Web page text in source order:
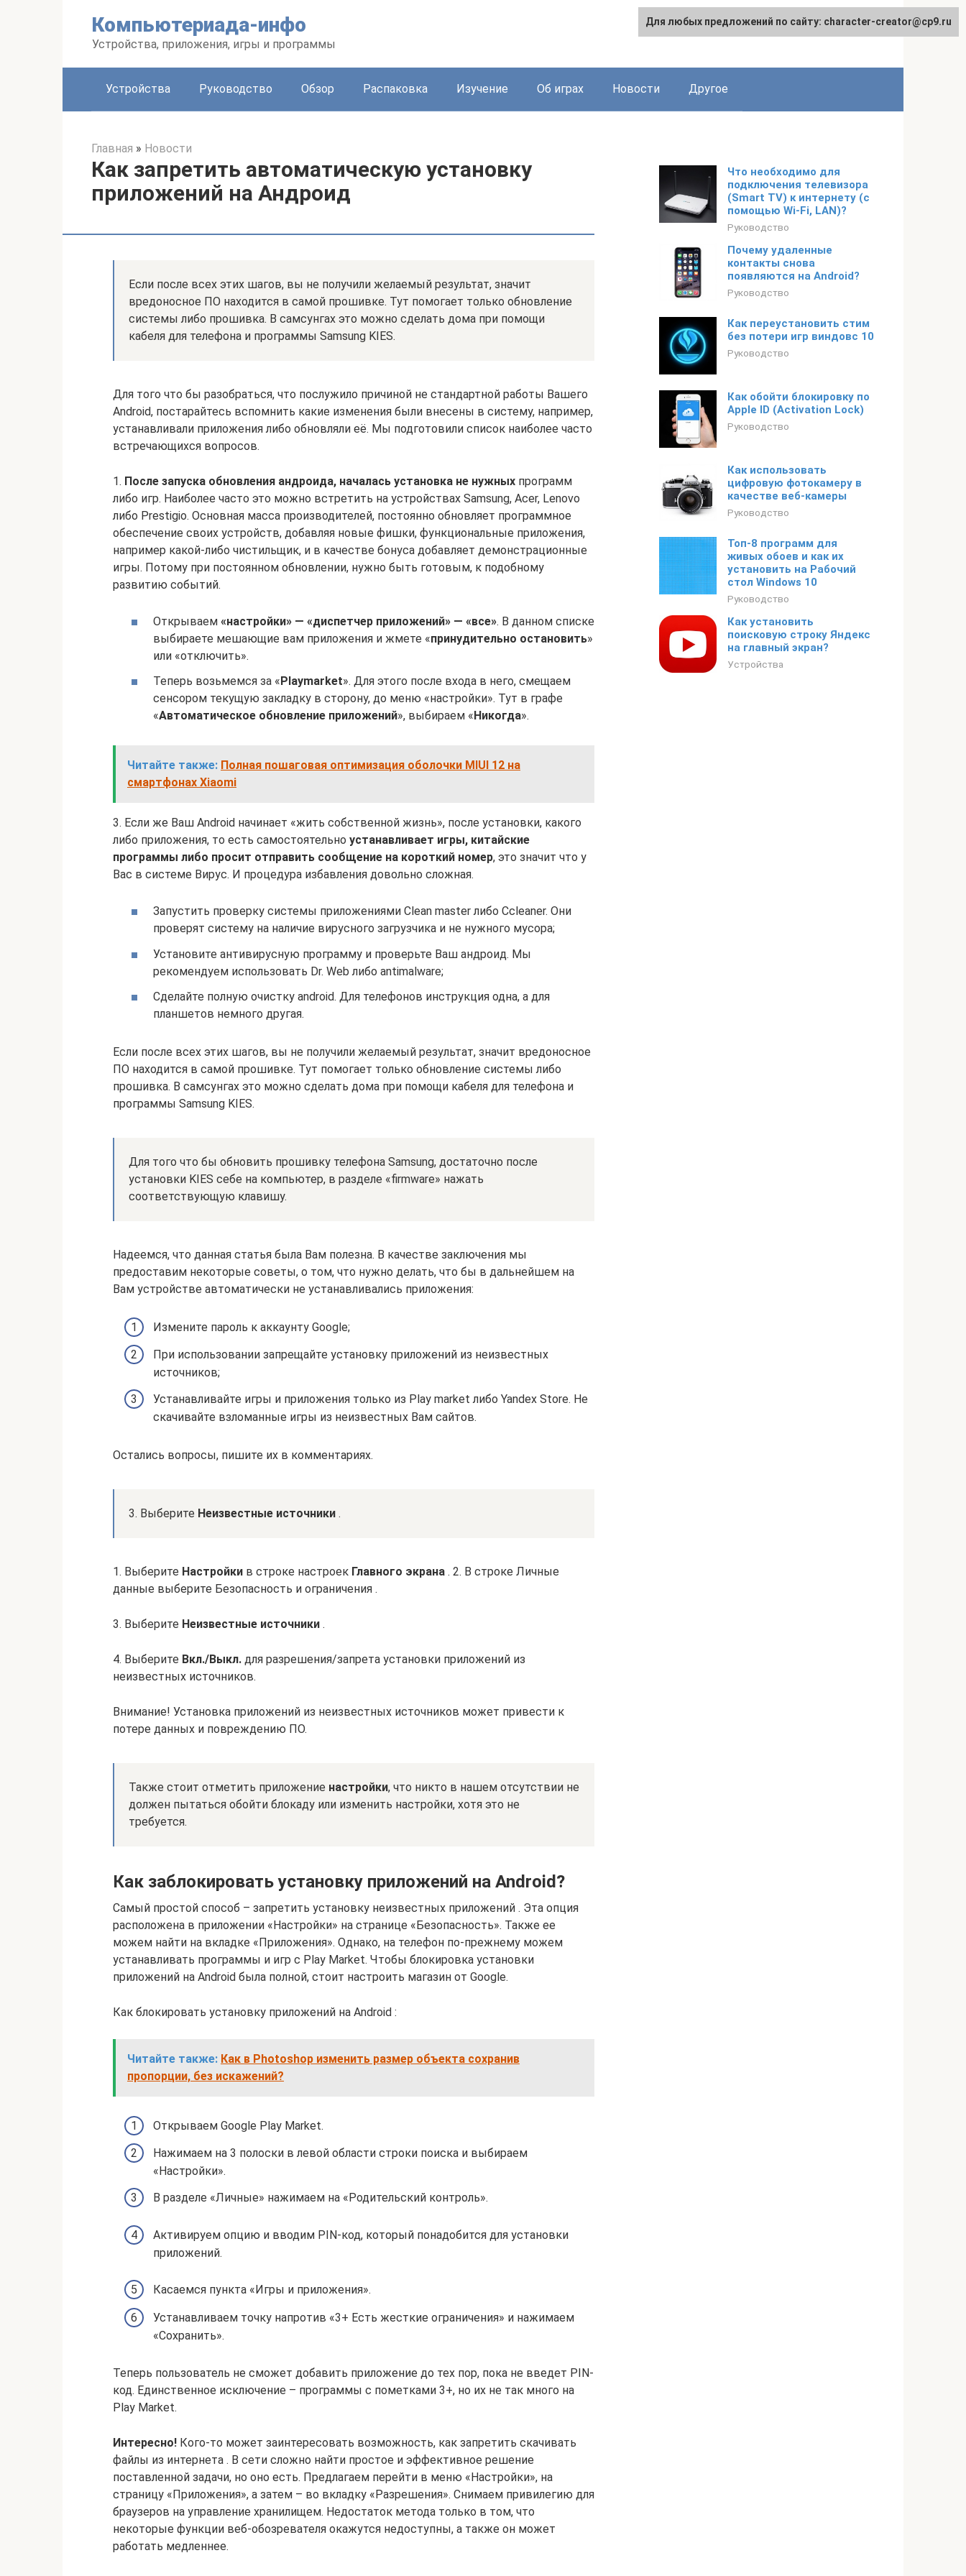
Компьютериада-инфо
Устройства, приложения, игры и программы
Устройства Руководство Обзор Распаковка Изучение Об играх Новости Другое
Главная » Новости
Как запретить автоматическую установку
приложений на Андроид
Если после всех этих шагов, вы не получили желаемый результат, значит
вредоносное ПО находится в самой прошивке. Тут помогает только обновление
системы либо прошивка. В самсунгах это можно сделать дома при помощи
кабеля для телефона и программы Samsung KIES.
Для того что бы разобраться, что послужило причиной не стандартной работы Вашего
Android, постарайтесь вспомнить какие изменения были внесены в систему, например,
устанавливали приложения либо обновляли её. Мы подготовили список наиболее часто
встречающихся вопросов.
1. После запуска обновления андроида, началась установка не нужных программ
либо игр. Наиболее часто это можно встретить на устройствах Samsung, Acer, Lenovo
либо Prestigio. Основная масса производителей, постоянно обновляет программное
обеспечение своих устройств, добавляя новые фишки, функциональные приложения,
например какой-либо чистильщик, и в качестве бонуса добавляет демонстрационные
игры. Потому при постоянном обновлении, нужно быть готовым, к подобному
развитию событий.
Открываем «настройки» — «диспетчер приложений» — «все». В данном списке
выбираете мешающие вам приложения и жмете «принудительно остановить»
или «отключить».
Теперь возьмемся за « Playmarket». Для этого после входа в него, смещаем
сенсором текущую закладку в сторону, до меню «настройки». Тут в графе
«Автоматическое обновление приложений», выбираем « Никогда».
Читайте также: Полная пошаговая оптимизация оболочки MIUI 12 на
смартфонах Xiaomi
3. Если же Ваш Android начинает «жить собственной жизнь», после установки, какого
либо приложения, то есть самостоятельно устанавливает игры, китайские
программы либо просит отправить сообщение на короткий номер, это значит что у
Вас в системе Вирус. И процедура избавления довольно сложная.
Запустить проверку системы приложениями Clean master либо Ccleaner. Они
проверят систему на наличие вирусного загрузчика и не нужного мусора;
Установите антивирусную программу и проверьте Ваш андроид. Мы
рекомендуем использовать Dr. Web либо antimalware;
Сделайте полную очистку android. Для телефонов инструкция одна, а для
планшетов немного другая.
Если после всех этих шагов, вы не получили желаемый результат, значит вредоносное
ПО находится в самой прошивке. Тут помогает только обновление системы либо
прошивка. В самсунгах это можно сделать дома при помощи кабеля для телефона и
программы Samsung KIES.
Для того что бы обновить прошивку телефона Samsung, достаточно после
установки KIES себе на компьютер, в разделе «firmware» нажать
соответствующую клавишу.
Надеемся, что данная статья была Вам полезна. В качестве заключения мы
предоставим некоторые советы, о том, что нужно делать, что бы в дальнейшем на
Вам устройстве автоматически не устанавливались приложения:
Измените пароль к аккаунту Google;
При использовании запрещайте установку приложений из неизвестных
источников;
Устанавливайте игры и приложения только из Play market либо Yandex Store. Не
скачивайте взломанные игры из неизвестных Вам сайтов.
Остались вопросы, пишите их в комментариях.
3. Выберите Неизвестные источники .
1. Выберите Настройки в строке настроек Главного экрана . 2. В строке Личные
данные выберите Безопасность и ограничения .
3. Выберите Неизвестные источники .
4. Выберите Вкл./Выкл. для разрешения/запрета установки приложений из
неизвестных источников.
Внимание! Установка приложений из неизвестных источников может привести к
потере данных и повреждению ПО.
Также стоит отметить приложение настройки, что никто в нашем отсутствии не
должен пытаться обойти блокаду или изменить настройки, хотя это не
требуется.
Как заблокировать установку приложений на Android?
Самый простой способ – запретить установку неизвестных приложений . Эта опция
расположена в приложении «Настройки» на странице «Безопасность». Также ее
можем найти на вкладке «Приложения». Однако, на телефон по-прежнему можем
устанавливать программы и игр с Play Market. Чтобы блокировка установки
приложений на Android была полной, стоит настроить магазин от Google.
Как блокировать установку приложений на Android :
Читайте также: Как в Photoshop изменить размер объекта сохранив
пропорции, без искажений?
Открываем Google Play Market.
Нажимаем на 3 полоски в левой области строки поиска и выбираем
«Настройки».
В разделе «Личные» нажимаем на «Родительский контроль».
Активируем опцию и вводим PIN-код, который понадобится для установки
приложений.
Касаемся пункта «Игры и приложения».
Устанавливаем точку напротив «3+ Есть жесткие ограничения» и нажимаем
«Сохранить».
Теперь пользователь не сможет добавить приложение до тех пор, пока не введет PIN-
код. Единственное исключение – программы с пометками 3+, но их не так много на
Play Market.
Интересно! Кого-то может заинтересовать возможность, как запретить скачивать
файлы из интернета . В сети сложно найти простое и эффективное решение
поставленной задачи, но оно есть. Предлагаем перейти в меню «Настройки», на
страницу «Приложения», а затем – во вкладку «Разрешения». Снимаем привилегию для
браузеров на управление хранилищем. Недостаток метода только в том, что
некоторые функции веб-обозревателя окажутся недоступны, а также он может
работать медленнее.
Что необходимо для
подключения телевизора
(Smart TV) к интернету (с
помощью Wi-Fi, LAN)?
Руководство
Почему удаленные
контакты снова
появляются на Android?
Руководство
Как переустановить стим
без потери игр виндовс 10
Руководство
Как обойти блокировку по
Apple ID (Activation Lock)
Руководство
Как использовать
цифровую фотокамеру в
качестве веб-камеры
Руководство
Топ-8 программ для
живых обоев и как их
установить на Рабочий
стол Windows 10
Руководство
Как установить
поисковую строку Яндекс
на главный экран?
Устройства
Для любых предложений по сайту: character-creator@cp9.ru